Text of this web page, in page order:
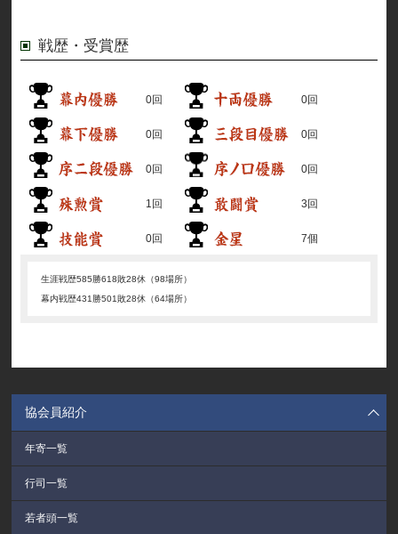
戦歴・受賞歴
0回 0回
0回 0回
0回 0回
1回 3回
0回 7個
生涯戦歴585勝618敗28休（98場所）
幕内戦歴431勝501敗28休（64場所）
協会員紹介
年寄一覧
行司一覧
若者頭一覧